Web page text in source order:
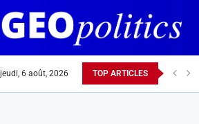
jeudi, 6 août, 2026 TOP ARTICLES